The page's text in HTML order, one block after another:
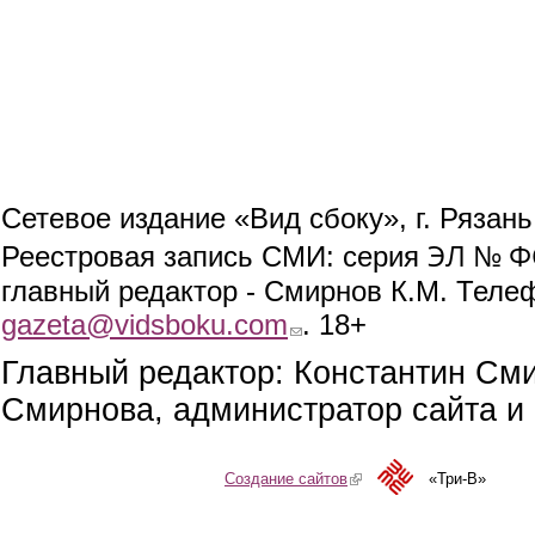
Сетевое издание «Вид сбоку», г.
Реестровая запись СМИ: серия ЭЛ №
главный редактор - Смирнов К.М.
gazeta@vidsboku.com (link sends e-mail)
. 18+
Главный редактор: Константин
Смирнова, администратор сайта
Создание сайтов(link is external)«Три-В»